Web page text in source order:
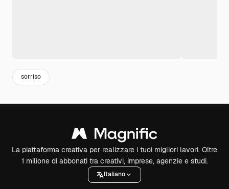
sorriso
La piattaforma creativa per realizzare i tuoi migliori lavori. Oltre
1 milione di abbonati tra creativi, imprese, agenzie e studi.
Italiano